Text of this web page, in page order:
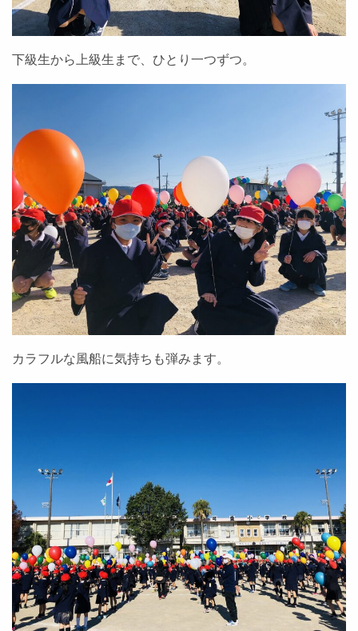
下級生から上級生まで、ひとり一つずつ。
カラフルな風船に気持ちも弾みます。